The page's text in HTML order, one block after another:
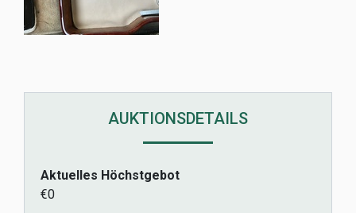
AUKTIONSDETAILS
Aktuelles Höchstgebot
€0